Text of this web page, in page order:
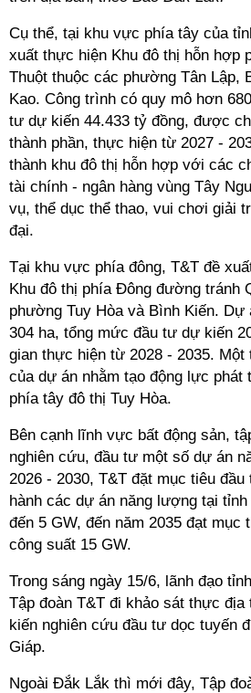
Cụ thể, tại khu vực phía tây của
xuất thực hiện Khu đô thị hỗn hợp
Thuột thuộc các phường Tân Lập,
Kao. Công trình có quy mô hơn
tư dự kiến 44.433 tỷ đồng, được
thành phần, thực hiện từ 2027 -
thành khu đô thị hỗn hợp với các
tài chính - ngân hàng vùng Tây
vụ, thể dục thể thao, vui chơi giải
đại.
Tại khu vực phía đông, T&T đề
Khu đô thị phía Đông đường tránh
phường Tuy Hòa và Bình Kiến. Dự
304 ha, tổng mức đầu tư dự kiến
gian thực hiện từ 2028 - 2035. Một
của dự án nhằm tạo động lực
phía tây đô thị Tuy Hòa.
Bên cạnh lĩnh vực bất động sản,
nghiên cứu, đầu tư một số dự án
2026 - 2030, T&T đặt mục tiêu
hành các dự án năng lượng tại
đến 5 GW, đến năm 2035 đạt mục
công suất 15 GW.
Trong sáng ngày 15/6, lãnh đạo
Tập đoàn T&T đi khảo sát thực
kiến nghiên cứu đầu tư dọc tuyến
Giáp.
Ngoài Đắk Lắk thì mới đây, Tập